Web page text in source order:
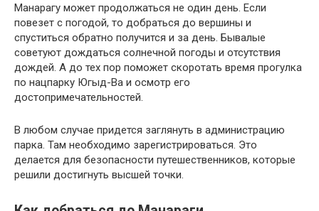
Манарагу может продолжаться не один день. Если
повезет с погодой, то добраться до вершины и
спуститься обратно получится и за день. Бывалые
советуют дождаться солнечной погоды и отсутствия
дождей. А до тех пор поможет скоротать время прогулка
по нацпарку Югыд-Ва и осмотр его
достопримечательностей.
В любом случае придется заглянуть в администрацию
парка. Там необходимо зарегистрироваться. Это
делается для безопасности путешественников, которые
решили достигнуть высшей точки.